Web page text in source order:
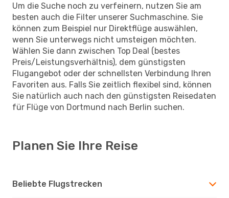
Um die Suche noch zu verfeinern, nutzen Sie am
besten auch die Filter unserer Suchmaschine. Sie
können zum Beispiel nur Direktflüge auswählen,
wenn Sie unterwegs nicht umsteigen möchten.
Wählen Sie dann zwischen Top Deal (bestes
Preis/Leistungsverhältnis), dem günstigsten
Flugangebot oder der schnellsten Verbindung Ihren
Favoriten aus. Falls Sie zeitlich flexibel sind, können
Sie natürlich auch nach den günstigsten Reisedaten
für Flüge von Dortmund nach Berlin suchen.
Planen Sie Ihre Reise
Beliebte Flugstrecken